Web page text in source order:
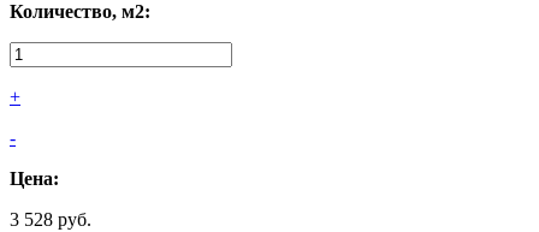
Количество, м2:
+
-
Цена:
3 528 руб.